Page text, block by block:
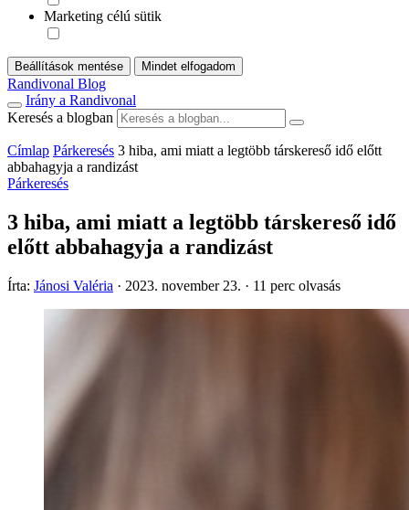
Marketing célú sütik
Beállítások mentése Mindet elfogadom
Randivonal Blog
Irány a Randivonal
Keresés a blogban
Címlap Párkeresés 3 hiba, ami miatt a legtöbb társkereső idő előtt
abbahagyja a randizást
Párkeresés
3 hiba, ami miatt a legtöbb társkereső idő
előtt abbahagyja a randizást
Írta: Jánosi Valéria · 2023. november 23. · 11 perc olvasás